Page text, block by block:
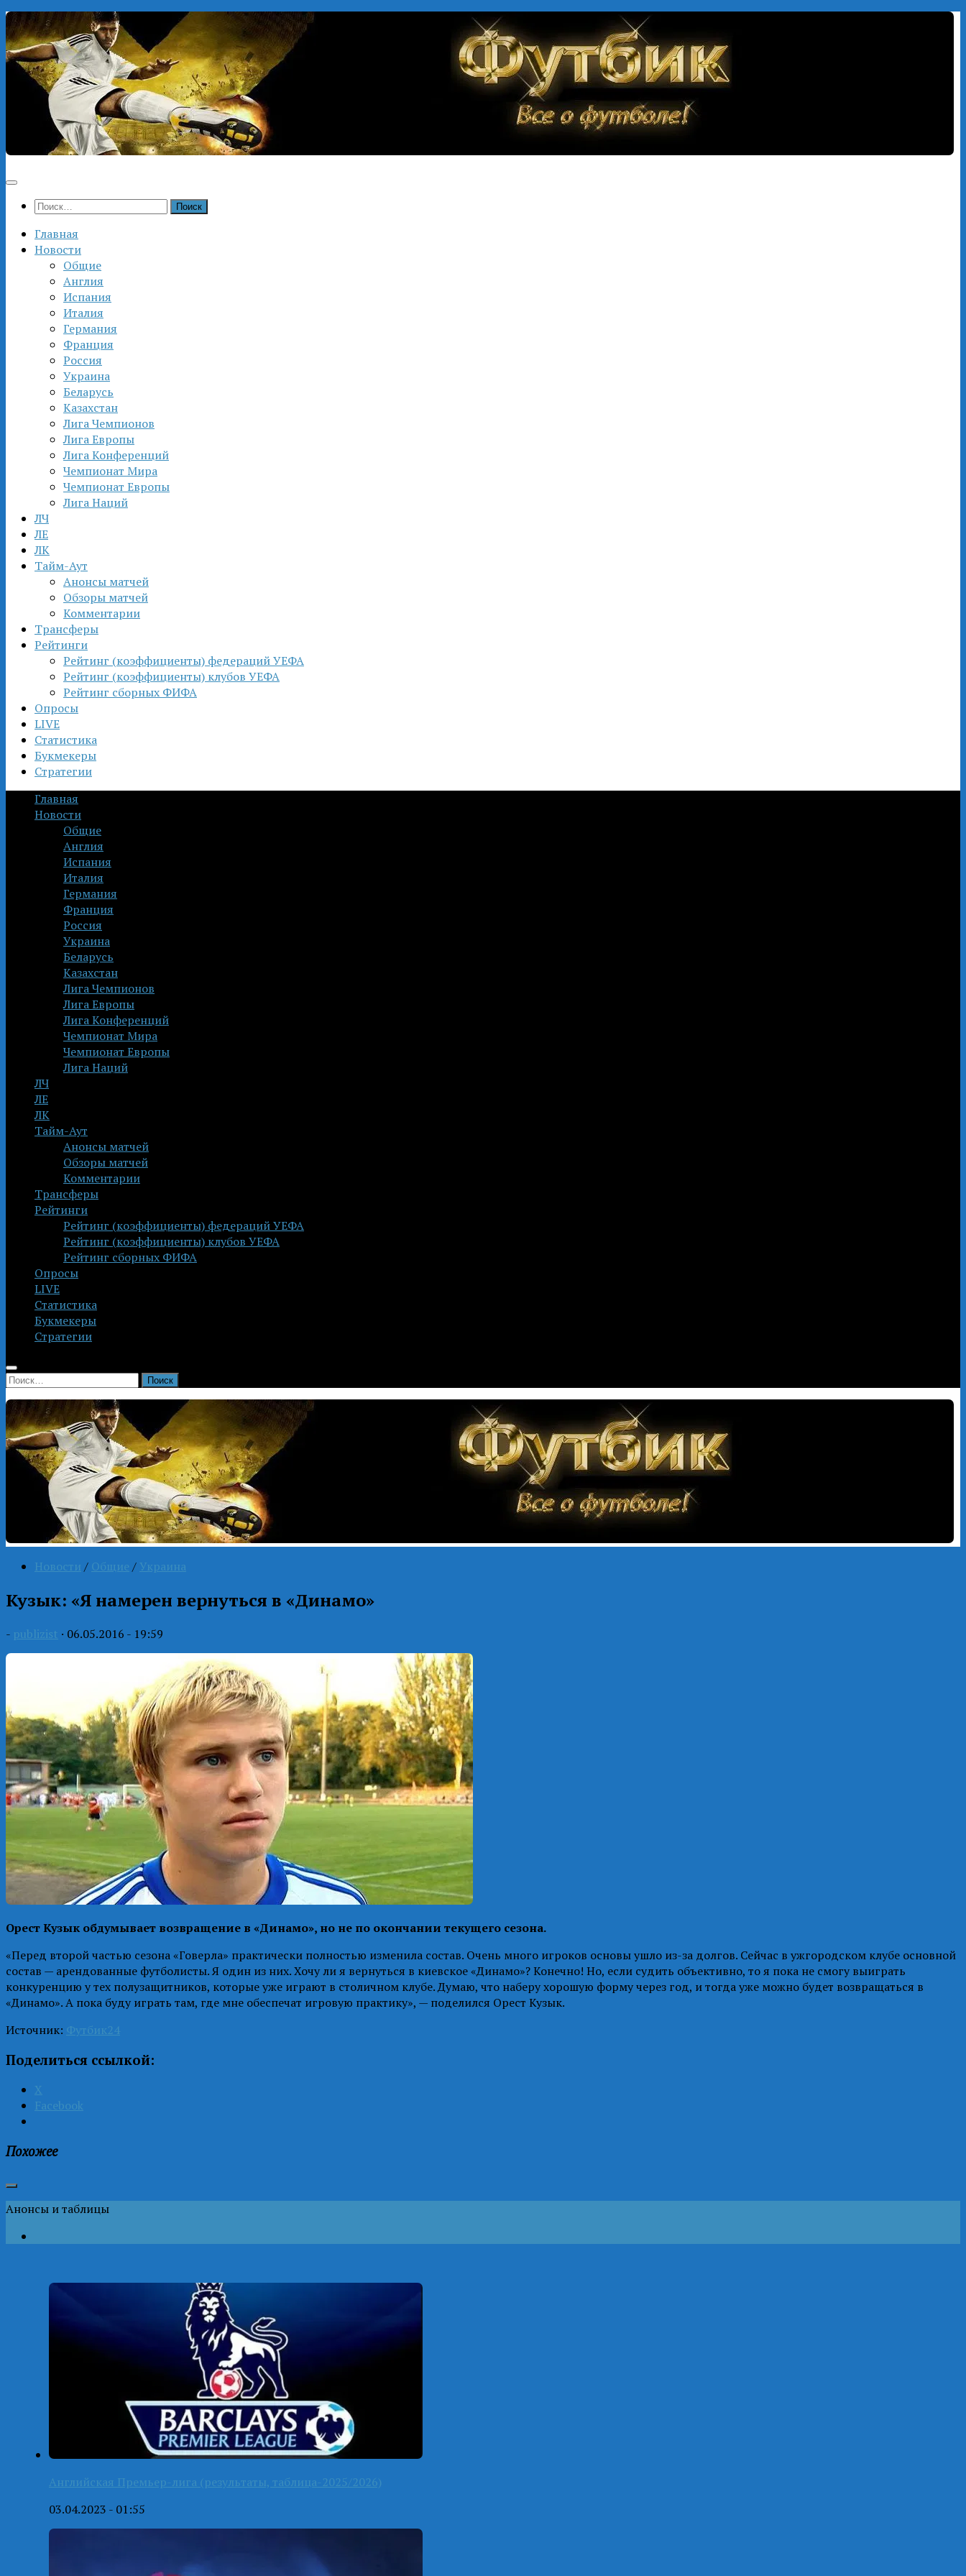
Перейти
к
содержимому
Найти:
Главная
Новости
Общие
Англия
Испания
Италия
Германия
Франция
Россия
Украина
Беларусь
Казахстан
Лига Чемпионов
Лига Европы
Лига Конференций
Чемпионат Мира
Чемпионат Европы
Лига Наций
ЛЧ
ЛЕ
ЛК
Тайм-Аут
Анонсы матчей
Обзоры матчей
Комментарии
Трансферы
Рейтинги
Рейтинг (коэффициенты) федераций УЕФА
Рейтинг (коэффициенты) клубов УЕФА
Рейтинг сборных ФИФА
Опросы
LIVE
Статистика
Букмекеры
Стратегии
Главная
Новости
Общие
Англия
Испания
Италия
Германия
Франция
Россия
Украина
Беларусь
Казахстан
Лига Чемпионов
Лига Европы
Лига Конференций
Чемпионат Мира
Чемпионат Европы
Лига Наций
ЛЧ
ЛЕ
ЛК
Тайм-Аут
Анонсы матчей
Обзоры матчей
Комментарии
Трансферы
Рейтинги
Рейтинг (коэффициенты) федераций УЕФА
Рейтинг (коэффициенты) клубов УЕФА
Рейтинг сборных ФИФА
Опросы
LIVE
Статистика
Букмекеры
Стратегии
Найти:
Новости / Общие / Украина
Кузык: «Я намерен вернуться в «Динамо»
- publizist · 06.05.2016 - 19:59
Орест Кузык обдумывает возвращение в «Динамо», но не по окончании текущего сезона.
«Перед второй частью сезона «Говерла» практически полностью изменила состав. Очень много игроков основы ушло из-за долгов. Сейчас в ужгородском клубе основной
состав — арендованные футболисты. Я один из них. Хочу ли я вернуться в киевское «Динамо»? Конечно! Но, если судить объективно, то я пока не смогу выиграть
конкуренцию у тех полузащитников, которые уже играют в столичном клубе. Думаю, что наберу хорошую форму через год, и тогда уже можно будет возвращаться в
«Динамо». А пока буду играть там, где мне обеспечат игровую практику», — поделился Орест Кузык.
Источник: Футбик24
Поделиться ссылкой:
X
Facebook
Похожее
Анонсы и таблицы
Английская Премьер-лига (результаты, таблица-2025/2026)
03.04.2023 - 01:55